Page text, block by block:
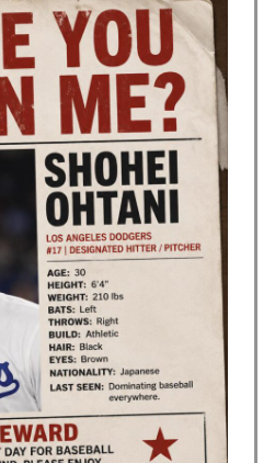
女性アニメキャラといえば誰が
が米国進出した当時、アメリカ
狂的ブームの様子がこちら…」＝
で審判を性接待して買収してい
本も巻き込まれることに
るのか」上田綺世、トルコ名門
現地サポが騒然！【海外の反
てるんだ？」 世界的ブームの
ものの使い道が分からない外国